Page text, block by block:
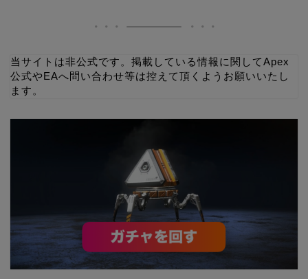
当サイトは非公式です。掲載している情報に関してApex
公式やEAへ問い合わせ等は控えて頂くようお願いいたし
ます。